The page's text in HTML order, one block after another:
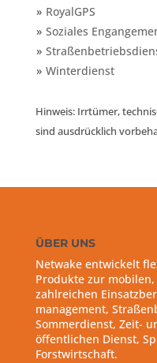
RoyalGPS
Soziales
Winterdienst
Hinweis: Irrtümer,
sind ausdrücklich
ÜBER UNS
Netwake entwickelt
Produkte zur
zahlreichen
management,
Sommerdienst, Zeit-
öffentlichen Dienst,
Forstwirtschaft.